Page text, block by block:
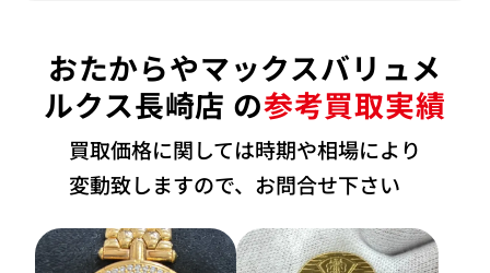
おたからやマックスバリュメ
ルクス長崎店 の参考買取実績
買取価格に関しては時期や相場により
変動致しますので、お問合せ下さい